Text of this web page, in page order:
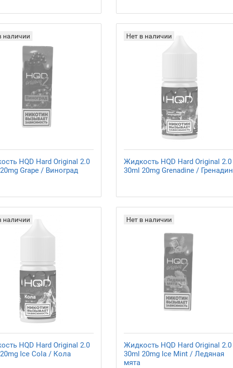
наличии
HQD Hard Original 2.0
Grape / Виноград
Нет в наличии
Жидкость HQD Hard Original 2.0
30ml 20mg Grenadine / Гренадин
наличии
HQD Hard Original 2.0
Ice Cola / Кола
Нет в наличии
Жидкость HQD Hard Original 2.0
30ml 20mg Ice Mint / Ледяная
мята